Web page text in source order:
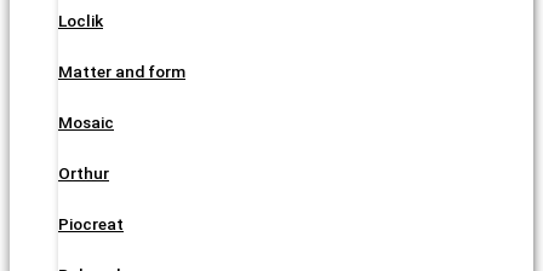
Loclik
Matter and form
Mosaic
Orthur
Piocreat